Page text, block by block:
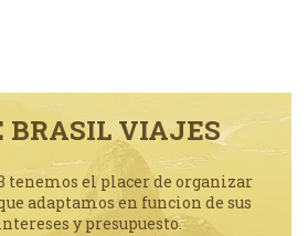
BRASIL VIAJES
tenemos el placer de organizar
adaptamos en funcion de sus
y presupuesto.